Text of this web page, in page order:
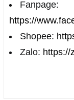
Fanpage:
https://
Shopee:
Zalo: https://